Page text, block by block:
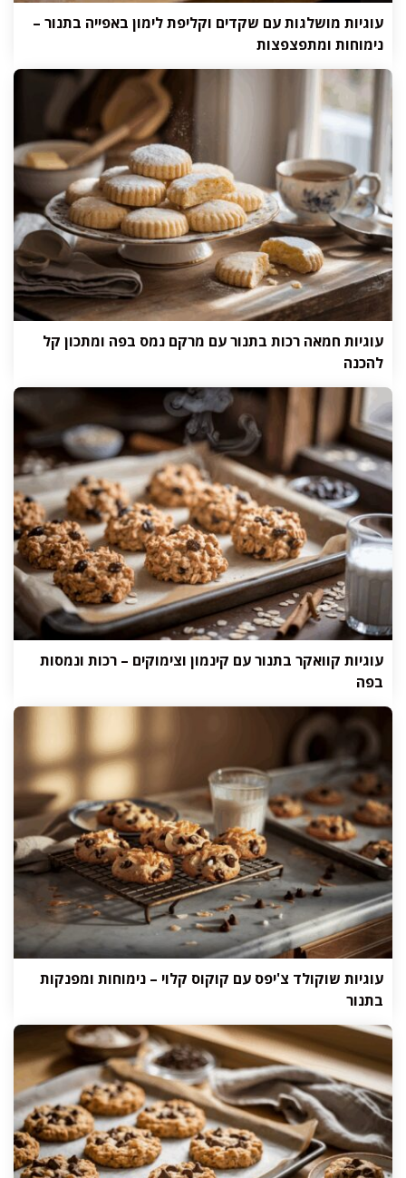
עוגיות מושלגות עם שקדים וקליפת לימון באפייה בתנור –
נימוחות ומתפצפצות
עוגיות חמאה רכות בתנור עם מרקם נמס בפה ומתכון קל
להכנה
עוגיות קוואקר בתנור עם קינמון וצימוקים – רכות ונמסות
בפה
עוגיות שוקולד צ'יפס עם קוקוס קלוי – נימוחות ומפנקות
בתנור